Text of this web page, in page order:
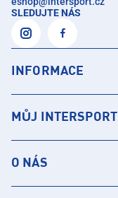
SLEDUJTE NÁS
INFORMACE
MŮJ INTERSPORT
O NÁS